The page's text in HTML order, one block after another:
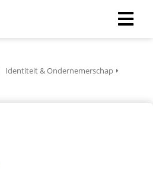
Identiteit & Ondernemerschap